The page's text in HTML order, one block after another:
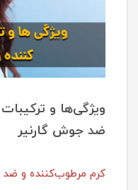
ویژگی‌ها و
ضد جوش گارنیر
کرم مرطوب‌کننده و